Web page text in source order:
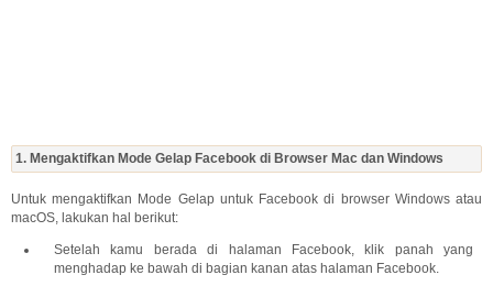
1. Mengaktifkan Mode Gelap Facebook di Browser Mac dan Windows
Untuk mengaktifkan Mode Gelap untuk Facebook di browser Windows atau
macOS, lakukan hal berikut:
Setelah kamu berada di halaman Facebook, klik panah yang
menghadap ke bawah di bagian kanan atas halaman Facebook.